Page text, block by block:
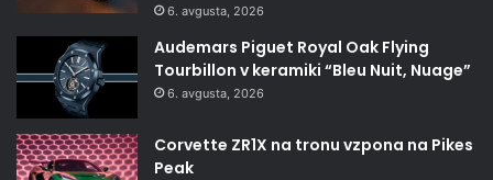
6. avgusta, 2026
Audemars Piguet Royal Oak Flying
Tourbillon v keramiki “Bleu Nuit, Nuage”
6. avgusta, 2026
Corvette ZR1X na tronu vzpona na Pikes
Peak